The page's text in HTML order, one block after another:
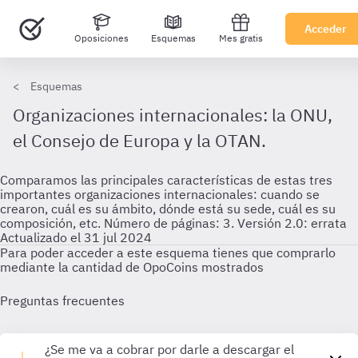
Oposiciones Esquemas Mes gratis
Acceder
Esquemas
Organizaciones internacionales: la ONU,
el Consejo de Europa y la OTAN.
Comparamos las principales características de estas tres
importantes organizaciones internacionales: cuando se
crearon, cuál es su ámbito, dónde está su sede, cuál es su
composición, etc. Número de páginas: 3. Versión 2.0: errata
Actualizado el 31 jul 2024
Para poder acceder a este esquema tienes que comprarlo
mediante la cantidad de OpoCoins mostrados
Preguntas frecuentes
¿Se me va a cobrar por darle a descargar el